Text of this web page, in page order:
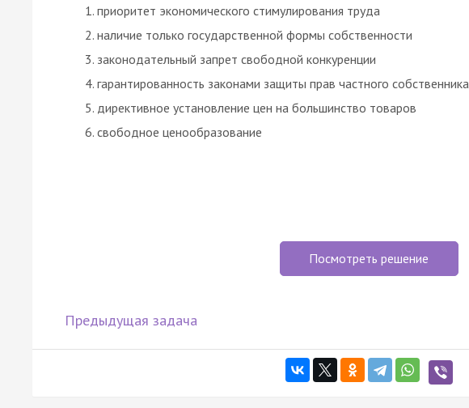
приоритет экономического стимулирования труда
наличие только государственной формы собственности
законодательный запрет свободной конкуренции
гарантированность законами защиты прав частного собственника
директивное установление цен на большинство товаров
свободное ценообразование
Посмотреть решение
Предыдущая задача